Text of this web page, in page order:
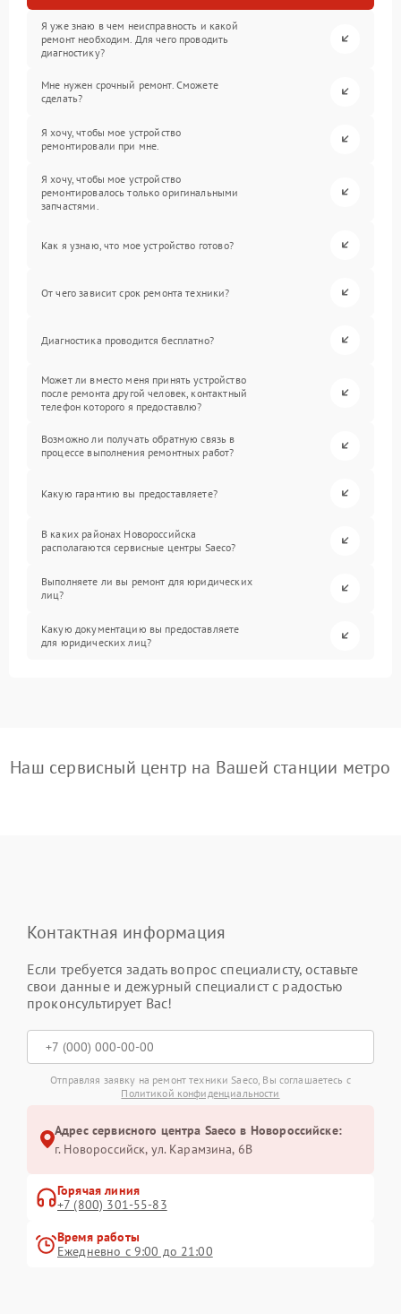
Я уже знаю в чем неисправность и какой
ремонт необходим. Для чего проводить
диагностику?
Мне нужен срочный ремонт. Сможете
сделать?
Я хочу, чтобы мое устройство
ремонтировали при мне.
Я хочу, чтобы мое устройство
ремонтировалось только оригинальными
запчастями.
Как я узнаю, что мое устройство готово?
От чего зависит срок ремонта техники?
Диагностика проводится бесплатно?
Может ли вместо меня принять устройство
после ремонта другой человек, контактный
телефон которого я предоставлю?
Возможно ли получать обратную связь в
процессе выполнения ремонтных работ?
Какую гарантию вы предоставляете?
В каких районах Новороссийска
располагаются сервисные центры Saeco?
Выполняете ли вы ремонт для юридических
лиц?
Какую документацию вы предоставляете
для юридических лиц?
Наш сервисный центр на Вашей станции метро
Контактная информация
Если требуется задать вопрос специалисту, оставьте
свои данные и дежурный специалист с радостью
проконсультирует Вас!
Отправляя заявку на ремонт техники Saeco, Вы соглашаетесь с
Политикой конфиденциальности
Адрес сервисного центра Saeco в Новороссийске:
г. Новороссийск, ул. Карамзина, 6В
Горячая линия
+7 (800) 301-55-83
Время работы
Ежедневно с 9:00 до 21:00